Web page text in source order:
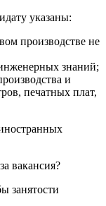
указаны:
производстве не
знаний;
и
печатных плат,
занятости